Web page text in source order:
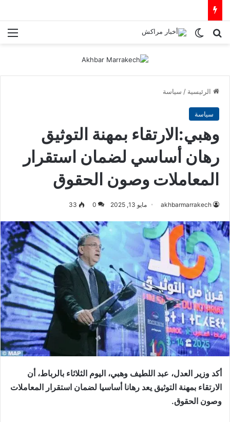
بحث عنالوضع المظلم
الرئيسية / سياسة
سياسة
وهبي:الارتقاء بمهنة التوثيق
رهان أساسي لضمان استقرار
المعاملات وصون الحقوق
akhbarmarrakech مايو 13, 2025 0
33
أكد وزير العدل، عبد اللطيف وهبي، اليوم الثلاثاء بالرباط، أن
الارتقاء بمهنة التوثيق يعد رهانا أساسيا لضمان استقرار المعاملات
وصون الحقوق.